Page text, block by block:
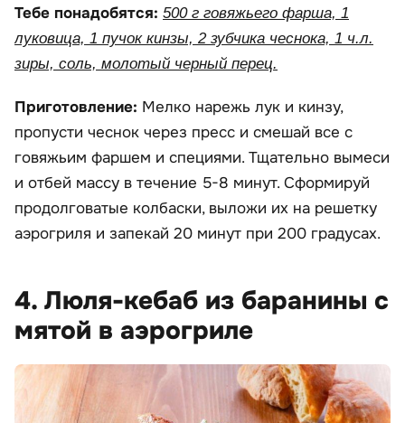
Тебе понадобятся: 500 г говяжьего фарша, 1
луковица, 1 пучок кинзы, 2 зубчика чеснока, 1 ч.л.
зиры, соль, молотый черный перец.
Приготовление: Мелко нарежь лук и кинзу,
пропусти чеснок через пресс и смешай все с
говяжьим фаршем и специями. Тщательно вымеси
и отбей массу в течение 5-8 минут. Сформируй
продолговатые колбаски, выложи их на решетку
аэрогриля и запекай 20 минут при 200 градусах.
4. Люля-кебаб из баранины с
мятой в аэрогриле